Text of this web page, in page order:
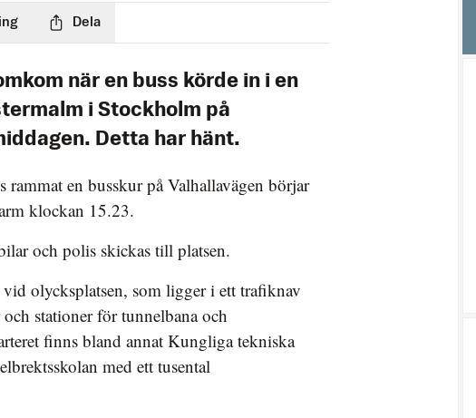
Dela
när en buss körde in i en
i Stockholm på
Detta har hänt.
rammat en busskur på Valhallavägen börjar
klockan 15.23.
och polis skickas till platsen.
olycksplatsen, som ligger i ett trafiknav
stationer för tunnelbana och
finns bland annat Kungliga tekniska
med ett tusental